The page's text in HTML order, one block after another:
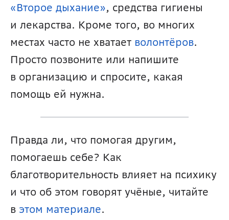
«Второе дыхание», средства гигиены
и лекарства. Кроме того, во многих
местах часто не хватает волонтёров.
Просто позвоните или напишите
в организацию и спросите, какая
помощь ей нужна.
Правда ли, что помогая другим,
помогаешь себе? Как
благотворительность влияет на психику
и что об этом говорят учёные, читайте
в этом материале.